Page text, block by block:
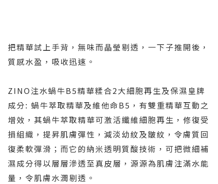
把精華試上手背，無味而晶瑩剔透，一下子推開後，
質感水盈，吸收迅速。
ZINO注水蝸牛B5精華糅合2大細胞再生及保濕皇牌
成分: 蝸牛萃取精華及維他命B5，有雙重精華互動之
增效，其蝸牛萃取精華可激活纖維細胞再生，修復受
損組織，提昇肌膚彈性，減淡幼紋及皺紋，令膚質回
復柔軟彈滑；而它的納米透明質酸技術，可把微細補
濕成分得以層層滲透至真皮層，源源為肌膚注滿水能
量，令肌膚水潤剔透。